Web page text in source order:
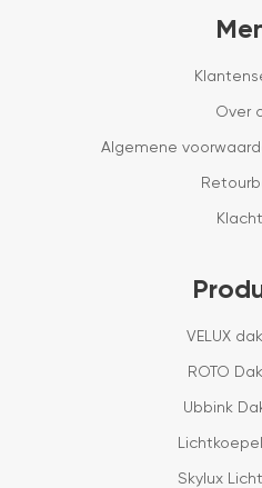
Over
Algemene
VELUX
ROTO
Ubbink
Skylux